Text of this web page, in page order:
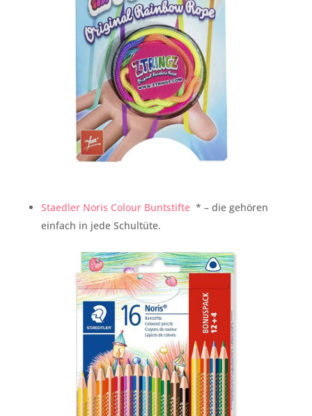
Staedler Noris Colour Buntstifte * – die gehören
einfach in jede Schultüte.